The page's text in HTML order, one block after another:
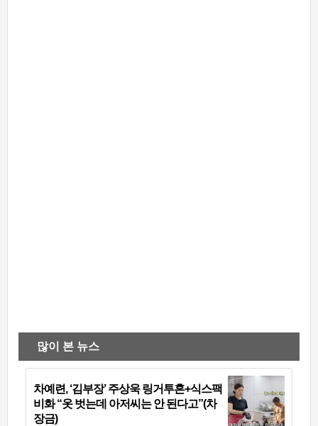
많이 본 뉴스
차예련, ‘김부장’ 주상욱 링거투혼+식스팩
비화 “옷 벗는데 아저씨는 안 된다고”(차
장금)